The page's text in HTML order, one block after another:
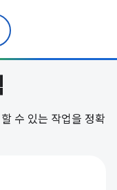
수 있는 작업을 정확